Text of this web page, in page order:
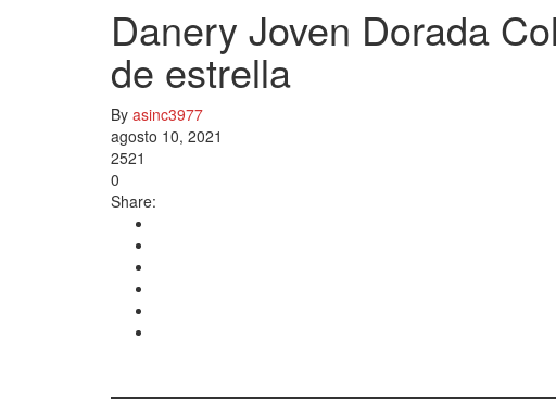
Danery Joven Dorada
de estrella
By asinc3977
agosto 10, 2021
2521
0
Share: